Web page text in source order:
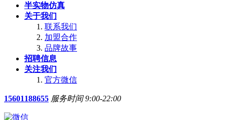
半实物仿真
关于我们
联系我们
加盟合作
品牌故事
招聘信息
关注我们
官方微信
15601188655 服务时间 9:00-22:00